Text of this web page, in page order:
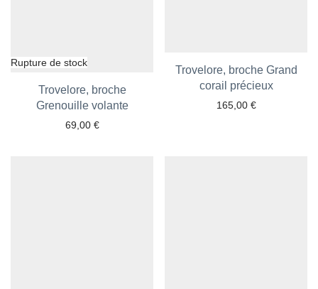
Trovelore, broche
Grenouille volante
69,00 €
Ajouter aux favoris
Trovelore, broche Grand
corail précieux
165,00 €
Ajouter aux favoris